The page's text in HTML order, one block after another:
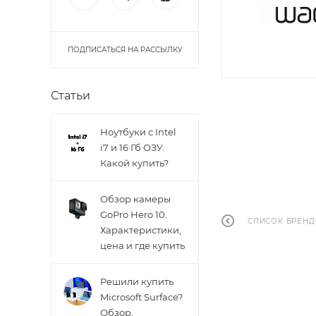
СПИСОК
ПОДПИСАТЬСЯ НА РАССЫЛКУ
Статьи
Ноутбуки с Intel
i7 и 16 Гб ОЗУ.
Какой купить?
Обзор камеры
GoPro Hero 10.
Характеристики,
цена и где купить
Решили купить
Microsoft Surface?
Обзор,